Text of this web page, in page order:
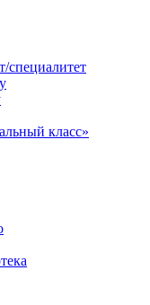
специалитет
класс»